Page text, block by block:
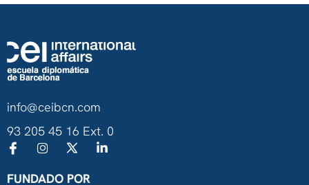
info@ceibcn.com
93 205 45 16 Ext. 0
FUNDADO POR